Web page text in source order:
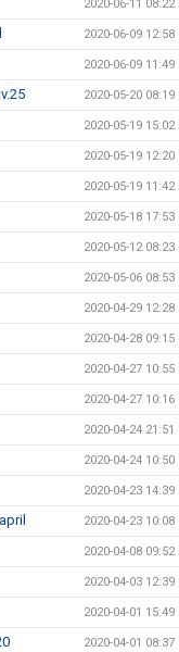
2020-06-11 08:22
2020-06-09 12:58
2020-06-09 11:49
2020-05-20 08:19
2020-05-19 15:02
2020-05-19 12:20
2020-05-19 11:42
2020-05-18 17:53
2020-05-12 08:23
2020-05-06 08:53
2020-04-29 12:28
2020-04-28 09:15
2020-04-27 10:55
2020-04-27 10:16
2020-04-24 21:51
2020-04-24 10:50
2020-04-23 14:39
2020-04-23 10:08
2020-04-08 09:52
2020-04-03 12:39
2020-04-01 15:49
2020-04-01 08:37